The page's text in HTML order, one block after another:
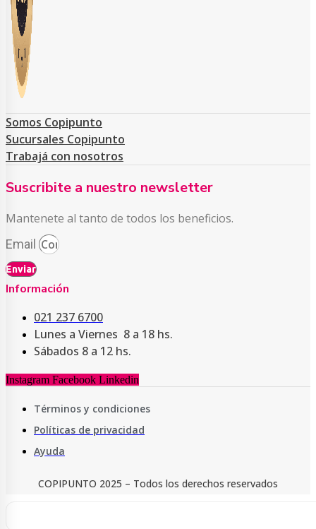
Somos Copipunto
Sucursales Copipunto
Trabajá con nosotros
Suscribite a nuestro newsletter
Mantenete al tanto de todos los beneficios.
Email
Enviar
Información
021 237 6700
Lunes a Viernes 8 a 18 hs.
Sábados 8 a 12 hs.
Instagram Facebook Linkedin
Términos y condiciones
Políticas de privacidad
Ayuda
COPIPUNTO 2025 – Todos los derechos reservados